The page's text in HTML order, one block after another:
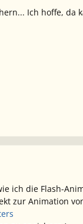
Ich hoffe,
ich die Flash-
zur Animation